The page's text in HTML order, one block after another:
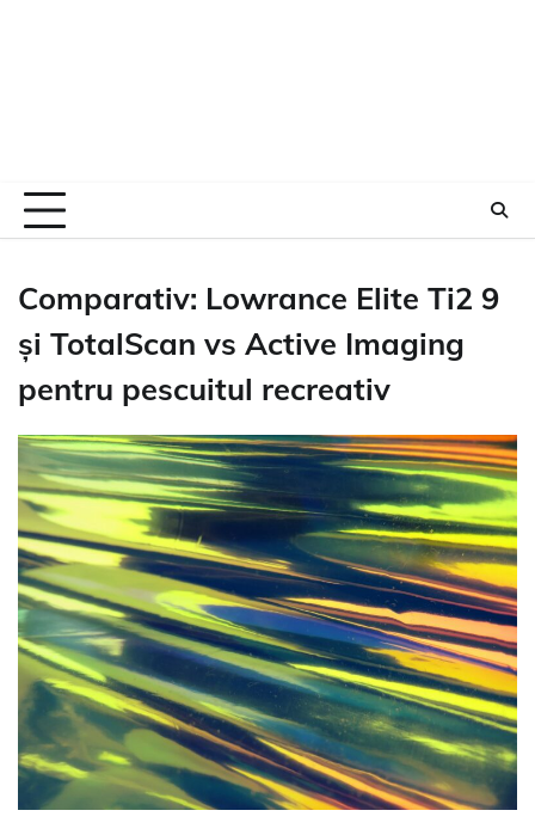
Comparativ: Lowrance Elite Ti2 9
și TotalScan vs Active Imaging
pentru pescuitul recreativ